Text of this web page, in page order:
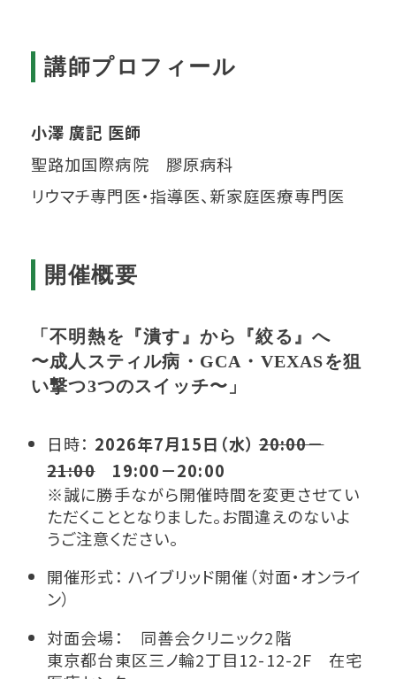
講師プロフィール
小澤 廣記 医師
聖路加国際病院 膠原病科
リウマチ専門医・指導医、新家庭医療専門医
開催概要
「不明熱を『潰す』から『絞る』へ
〜成人スティル病・GCA・VEXASを狙
い撃つ3つのスイッチ〜」
日時： 2026年7月15日（水）20:00－
21:00
19:00－20:00
※誠に勝手ながら開催時間を変更させてい
ただくこととなりました。お間違えのないよ
うご注意ください。
開催形式： ハイブリッド開催（対面・オンライ
ン）
対面会場： 同善会クリニック2階
東京都台東区三ノ輪2丁目12-12-2F 在宅